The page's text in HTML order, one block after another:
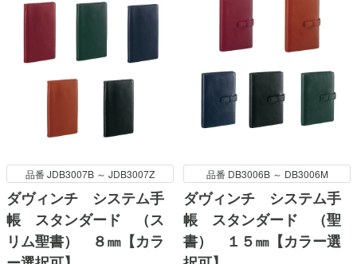
品番 JDB3007B ～ JDB3007Z
ダヴィンチ システム手
帳 スタンダード （ス
リム聖書） ８㎜【カラ
品番 DB3006B ～ DB3006M
ダヴィンチ システム手
帳 スタンダード （聖
書） １５㎜【カラー選